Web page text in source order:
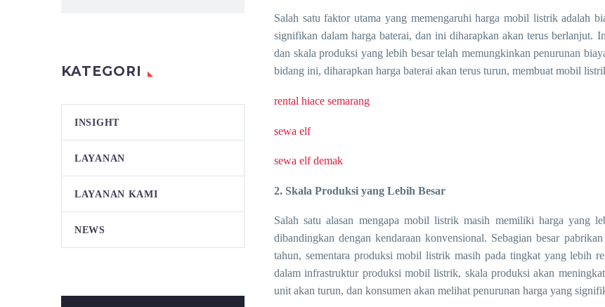
Salah satu faktor utama yang memengaruhi harga mobil listrik adalah
signifikan dalam harga baterai, dan ini diharapkan akan terus berlanjut.
dan skala produksi yang lebih besar telah memungkinkan penurunan
bidang ini, diharapkan harga baterai akan terus turun, membuat mobil
rental hiace semarang
sewa elf
sewa elf demak
2. Skala Produksi yang Lebih Besar
Salah satu alasan mengapa mobil listrik masih memiliki harga yang
dibandingkan dengan kendaraan konvensional. Sebagian besar
tahun, sementara produksi mobil listrik masih pada tingkat yang lebih
dalam infrastruktur produksi mobil listrik, skala produksi akan
unit akan turun, dan konsumen akan melihat penurunan harga yang
KATEGORI
INSIGHT
LAYANAN
LAYANAN KAMI
NEWS